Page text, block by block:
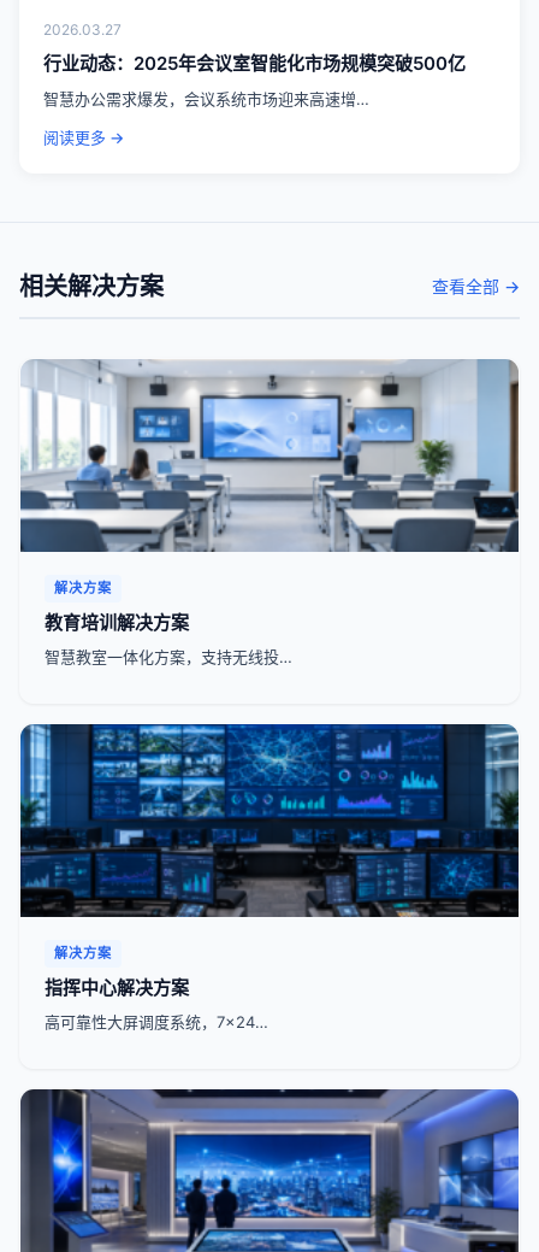
2026.03.27
行业动态：2025年会议室智能化市场规模突破500亿
智慧办公需求爆发，会议系统市场迎来高速增…
阅读更多 →
相关解决方案 查看全部 →
解决方案
教育培训解决方案
智慧教室一体化方案，支持无线投…
解决方案
指挥中心解决方案
高可靠性大屏调度系统，7x24…